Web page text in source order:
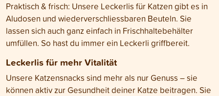
Praktisch & frisch: Unsere Leckerlis für Katzen gibt es in
Aludosen und wiederverschliessbaren Beuteln. Sie
lassen sich auch ganz einfach in Frischhaltebehälter
umfüllen. So hast du immer ein Leckerli griffbereit.
Leckerlis für mehr Vitalität
Unsere Katzensnacks sind mehr als nur Genuss – sie
können aktiv zur Gesundheit deiner Katze beitragen. Sie